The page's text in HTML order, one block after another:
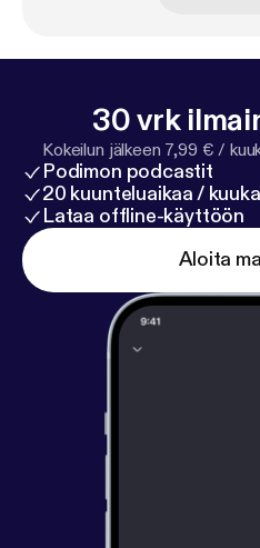
30 vrk
Kokeilun jälkeen 7,99 € /
Podimon podcastit
20 kuunteluaikaa /
Lataa offline-käyttöön
Aloita